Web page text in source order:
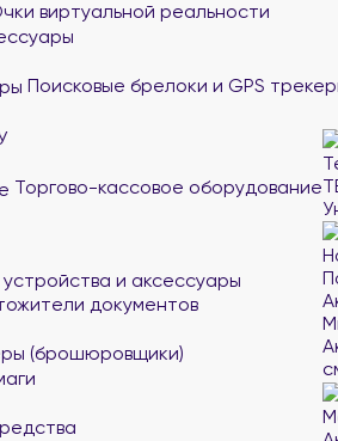
виртуальной реальности
Поисковые брелоки и GPS
Торгово-кассовое оборудование
устройства и аксессуары
документов
(брошюровщики)